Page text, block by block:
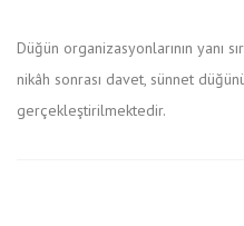
Düğün organizasyonlarının yanı
nikâh sonrası davet, sünnet
gerçekleştirilmektedir.